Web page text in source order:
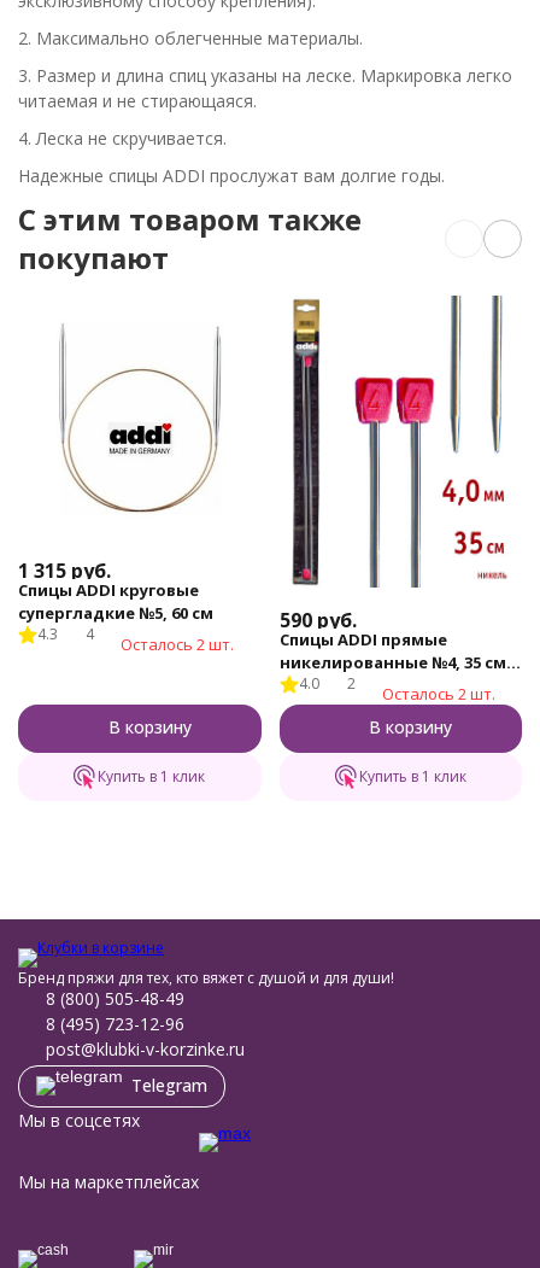
2. Максимально облегченные материалы.
3. Размер и длина спиц указаны на леске. Маркировка легко
читаемая и не стирающаяся.
4. Леска не скручивается.
Надежные спицы ADDI прослужат вам долгие годы.
C этим товаром также
покупают
1 315 руб.
Спицы ADDI круговые
супергладкие №5, 60 см
4.3 4 Осталось 2 шт.
В корзину
Купить в 1 клик
590 руб.
Спицы ADDI прямые
никелированные №4, 35 см,
2шт.
4.0 2 Осталось 2 шт.
В корзину
Купить в 1 клик
Бренд пряжи для тех, кто вяжет с душой и для души!
8 (800) 505-48-49
8 (495) 723-12-96
post@klubki-v-korzinke.ru
Telegram
Мы в соцсетях
Мы на маркетплейсах